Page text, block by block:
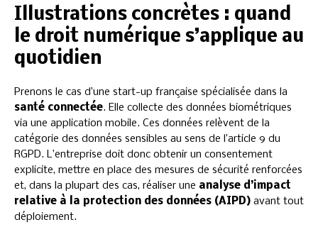
Illustrations concrètes : quand
le droit numérique s’applique au
quotidien
Prenons le cas d’une start-up française spécialisée dans la
santé connectée. Elle collecte des données biométriques
via une application mobile. Ces données relèvent de la
catégorie des données sensibles au sens de l’article 9 du
RGPD. L’entreprise doit donc obtenir un consentement
explicite, mettre en place des mesures de sécurité renforcées
et, dans la plupart des cas, réaliser une analyse d’impact
relative à la protection des données (AIPD) avant tout
déploiement.